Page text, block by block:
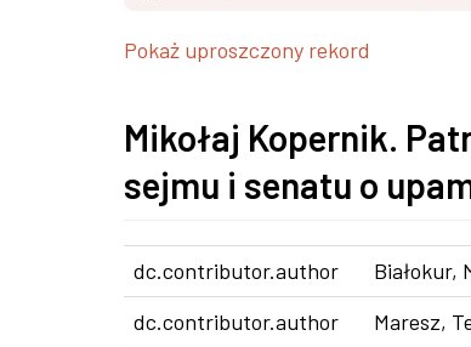
Pokaż uproszczony rekord
Mikołaj Kopernik.
sejmu i senatu o
dc.contributor.author
Białokur,
dc.contributor.author
Maresz,